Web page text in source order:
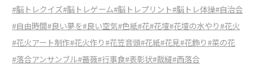
#脳トレクイズ#脳トレゲーム#脳トレプリント#脳トレ体操#自治会
#自由時間#良い夢を#良い空気#色紙#花#花壇#花壇の水やり#花火
#花火アート制作#花火作り#花笠音頭#花紙#花見#花飾り#菜の花
#落合アンサンブル#薔薇#行事食#表彰状#裁縫#西落合